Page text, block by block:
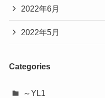
2022年6月
2022年5月
Categories
～YL1